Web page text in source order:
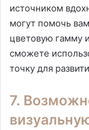
источником
могут помочь
цветовую гамму
сможете
точку для
7.